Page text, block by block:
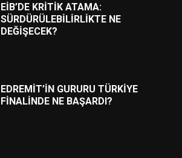
EİB’DE KRİTİK ATAMA:
SÜRDÜRÜLEBİLİRLİKTE NE
DEĞİŞECEK?
EDREMİT’İN GURURU TÜRKİYE
FİNALİNDE NE BAŞARDI?